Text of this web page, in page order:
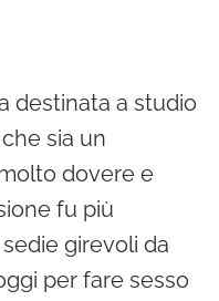
destinata a studio
sia un
dovere e
fu più
girevoli da
per fare sesso